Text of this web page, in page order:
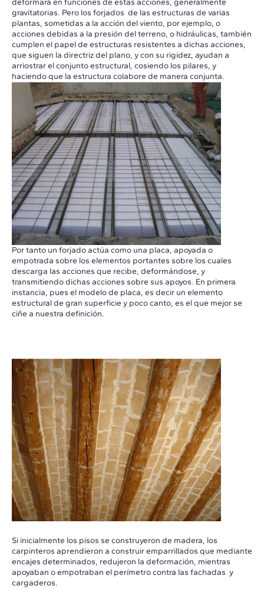
deformará en funciones de estas acciones, generalmente
gravitatorias. Pero los forjados de las estructuras de varias
plantas, sometidas a la acción del viento, por ejemplo, o
acciones debidas a la presión del terreno, o hidráulicas, también
cumplen el papel de estructuras resistentes a dichas acciones,
que siguen la directriz del plano, y con su rigidez, ayudan a
arriostrar el conjunto estructural, cosiendo los pilares, y
haciendo que la estructura colabore de manera conjunta.
Por tanto un forjado actúa como una placa, apoyada o
empotrada sobre los elementos portantes sobre los cuales
descarga las acciones que recibe, deformándose, y
transmitiendo dichas acciones sobre sus apoyos. En primera
instancia, pues el modelo de placa, es decir un elemento
estructural de gran superficie y poco canto, es el que mejor se
ciñe a nuestra definición.
Si inicialmente los pisos se construyeron de madera, los
carpinteros aprendieron a construir emparrillados que mediante
encajes determinados, redujeron la deformación, mientras
apoyaban o empotraban el perímetro contra las fachadas y
cargaderos.